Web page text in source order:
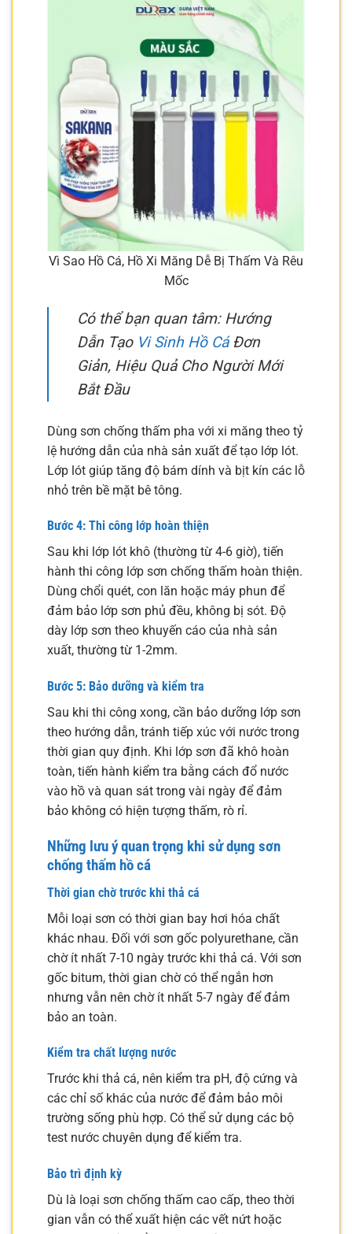
Vì Sao Hồ Cá, Hồ Xi Măng Dễ Bị Thấm Và Rêu
Mốc
Có thể bạn quan tâm: Hướng
Dẫn Tạo Vi Sinh Hồ CáĐơn
Giản, Hiệu Quả Cho Người Mới
Bắt Đầu
Dùng sơn chống thấm pha với xi măng theo tỷ
lệ hướng dẫn của nhà sản xuất để tạo lớp lót.
Lớp lót giúp tăng độ bám dính và bịt kín các lỗ
nhỏ trên bề mặt bê tông.
Bước 4: Thi công lớp hoàn thiện
Sau khi lớp lót khô (thường từ 4-6 giờ), tiến
hành thi công lớp sơn chống thấm hoàn thiện.
Dùng chổi quét, con lăn hoặc máy phun để
đảm bảo lớp sơn phủ đều, không bị sót. Độ
dày lớp sơn theo khuyến cáo của nhà sản
xuất, thường từ 1-2mm.
Bước 5: Bảo dưỡng và kiểm tra
Sau khi thi công xong, cần bảo dưỡng lớp sơn
theo hướng dẫn, tránh tiếp xúc với nước trong
thời gian quy định. Khi lớp sơn đã khô hoàn
toàn, tiến hành kiểm tra bằng cách đổ nước
vào hồ và quan sát trong vài ngày để đảm
bảo không có hiện tượng thấm, rò rỉ.
Những lưu ý quan trọng khi sử dụng sơn
chống thấm hồ cá
Thời gian chờ trước khi thả cá
Mỗi loại sơn có thời gian bay hơi hóa chất
khác nhau. Đối với sơn gốc polyurethane, cần
chờ ít nhất 7-10 ngày trước khi thả cá. Với sơn
gốc bitum, thời gian chờ có thể ngắn hơn
nhưng vẫn nên chờ ít nhất 5-7 ngày để đảm
bảo an toàn.
Kiểm tra chất lượng nước
Trước khi thả cá, nên kiểm tra pH, độ cứng và
các chỉ số khác của nước để đảm bảo môi
trường sống phù hợp. Có thể sử dụng các bộ
test nước chuyên dụng để kiểm tra.
Bảo trì định kỳ
Dù là loại sơn chống thấm cao cấp, theo thời
gian vẫn có thể xuất hiện các vết nứt hoặc